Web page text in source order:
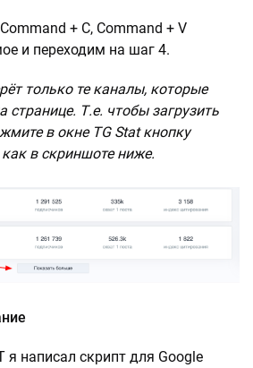
+ С, Command + V
и переходим на шаг 4.
только те каналы, которые
странице. Т.е. чтобы загрузить
в окне TG Stat кнопку
в скриншоте ниже.
написал скрипт для Google